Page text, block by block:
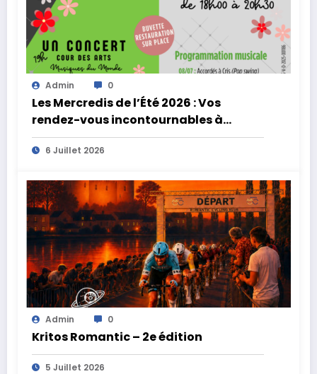
Admin 0
Les Mercredis de l’Été 2026 : Vos
rendez-vous incontournables à
Combourg !
6 Juillet 2026
Admin 0
Kritos Romantic – 2e édition
5 Juillet 2026